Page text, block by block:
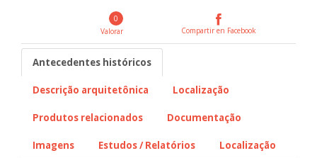
0
Valorar
Compartir en Facebook
Antecedentes históricos
Descrição arquitetônica Localização
Produtos relacionados Documentação
Imagens Estudos / Relatórios
Localização